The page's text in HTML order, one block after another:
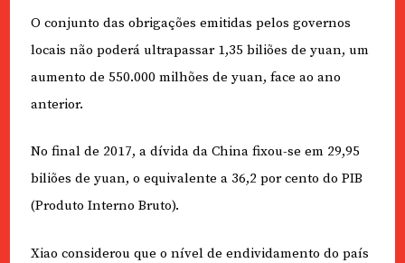
O conjunto das obrigações emitidas pelos governos
locais não poderá ultrapassar 1,35 biliões de yuan, um
aumento de 550.000 milhões de yuan, face ao ano
anterior.
No final de 2017, a dívida da China fixou-se em 29,95
biliões de yuan, o equivalente a 36,2 por cento do PIB
(Produto Interno Bruto).
Xiao considerou que o nível de endividamento do país